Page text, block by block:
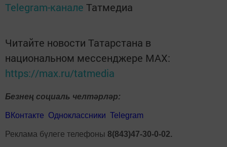
Telegram-канале Татмедиа
Читайте новости Татарстана в
национальном мессенджере MАХ:
https://max.ru/tatmedia
Безнең социаль челтәрләр:
ВКонтакте Одноклассники Telegram
Реклама бүлеге телефоны 8(843)47-30-0-02.